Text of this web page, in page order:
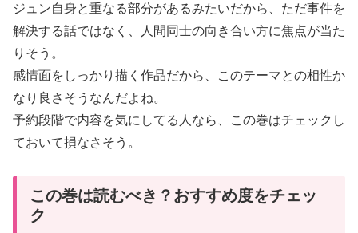
ジュン自身と重なる部分があるみたいだから、ただ事件を
解決する話ではなく、人間同士の向き合い方に焦点が当た
りそう。
感情面をしっかり描く作品だから、このテーマとの相性か
なり良さそうなんだよね。
予約段階で内容を気にしてる人なら、この巻はチェックし
ておいて損なさそう。
この巻は読むべき？おすすめ度をチェッ
ク